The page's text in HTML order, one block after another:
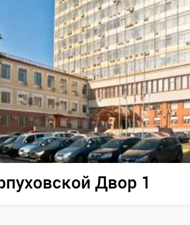
Двор 1